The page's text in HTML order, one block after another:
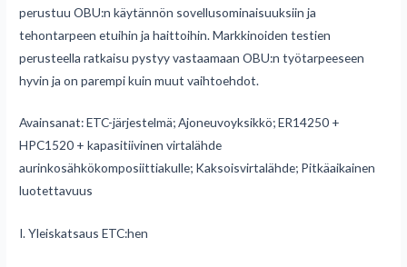
perustuu OBU:n käytännön sovellusominaisuuksiin ja
tehontarpeen etuihin ja haittoihin. Markkinoiden testien
perusteella ratkaisu pystyy vastaamaan OBU:n työtarpeeseen
hyvin ja on parempi kuin muut vaihtoehdot.
Avainsanat: ETC-järjestelmä; Ajoneuvoyksikkö; ER14250 +
HPC1520 + kapasitiivinen virtalähde
aurinkosähkökomposiittiakulle; Kaksoisvirtalähde; Pitkäaikainen
luotettavuus
I. Yleiskatsaus ETC:hen